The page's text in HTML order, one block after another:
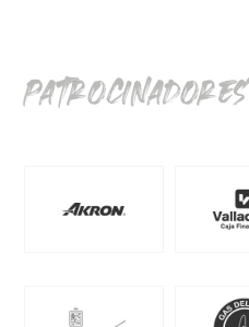
patrocinadores